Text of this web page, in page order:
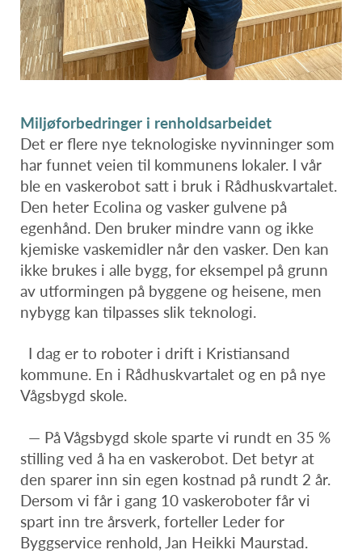
Miljøforbedringer i renholdsarbeidet
Det er flere nye teknologiske nyvinninger som
har funnet veien til kommunens lokaler. I vår
ble en vaskerobot satt i bruk i Rådhuskvartalet.
Den heter Ecolina og vasker gulvene på
egenhånd. Den bruker mindre vann og ikke
kjemiske vaskemidler når den vasker. Den kan
ikke brukes i alle bygg, for eksempel på grunn
av utformingen på byggene og heisene, men
nybygg kan tilpasses slik teknologi.
I dag er to roboter i drift i Kristiansand
kommune. En i Rådhuskvartalet og en på nye
Vågsbygd skole.
— På Vågsbygd skole sparte vi rundt en 35 %
stilling ved å ha en vaskerobot. Det betyr at
den sparer inn sin egen kostnad på rundt 2 år.
Dersom vi får i gang 10 vaskeroboter får vi
spart inn tre årsverk, forteller Leder for
Byggservice renhold, Jan Heikki Maurstad.